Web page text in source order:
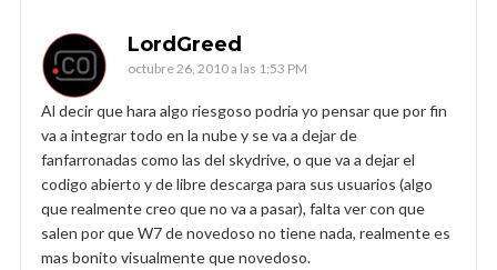
LordGreed
octubre 26, 2010 a las 1:53 PM
Al decir que hara algo riesgoso podria yo pensar que por fin
va a integrar todo en la nube y se va a dejar de
fanfarronadas como las del skydrive, o que va a dejar el
codigo abierto y de libre descarga para sus usuarios (algo
que realmente creo que no va a pasar), falta ver con que
salen por que W7 de novedoso no tiene nada, realmente es
mas bonito visualmente que novedoso.